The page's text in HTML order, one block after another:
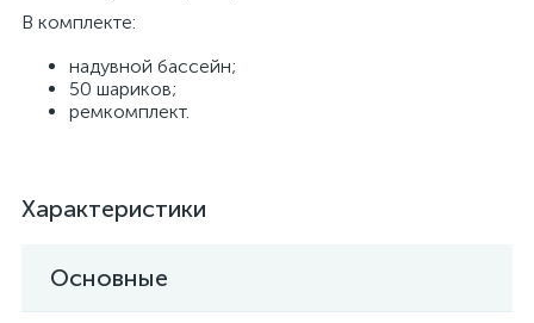
В комплекте:
надувной бассейн;
50 шариков;
ремкомплект.
Характеристики
Основные